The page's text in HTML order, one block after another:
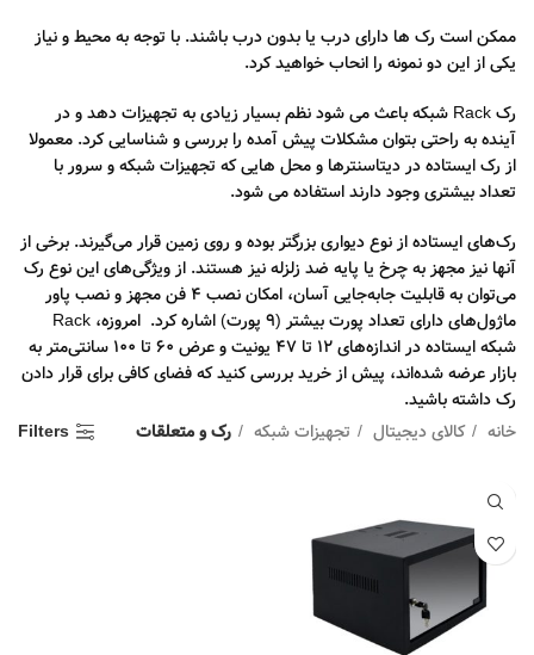
ممکن است رک ها دارای درب یا بدون درب باشند. با توجه به محیط و نیاز
یکی از این دو نمونه را انحاب خواهید کرد.
رک Rack شبکه باعث می شود نظم بسیار زیادی به تجهیزات دهد و در
آینده به راحتی بتوان مشکلات پیش آمده را بررسی و شناسایی کرد. معمولا
از رک ایستاده در دیتاسنترها و محل هایی که تجهیزات شبکه و سرور با
تعداد بیشتری وجود دارند استفاده می شود.
رک‌های ایستاده از نوع دیواری بزرگتر بوده و روی زمین قرار می‌گیرند. برخی از
آنها نیز مجهز به چرخ یا پایه ضد زلزله نیز هستند. از ویژگی‌های این نوع رک
می‌توان به قابلیت جابه‌جایی آسان، امکان نصب 4 فن مجهز و نصب پاور
ماژول‌های دارای تعداد پورت بیشتر (9 پورت) اشاره کرد. امروزه، Rack
شبکه ایستاده در اندازه‌های 12 تا 47 یونیت و عرض 60 تا 100 سانتی‌متر به
بازار عرضه شده‌اند، پیش از خرید بررسی کنید که فضای کافی برای قرار دادن
رک داشته باشید.
خانه
کالای دیجیتال تجهیزات شبکه رک و متعلقات Filters